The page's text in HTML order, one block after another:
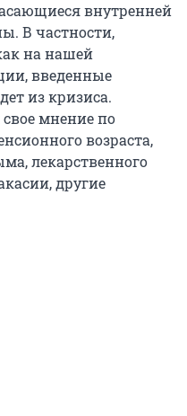
внутренней
В частности,
на нашей
введенные
из кризиса.
мнение по
возраста,
лекарственного
другие